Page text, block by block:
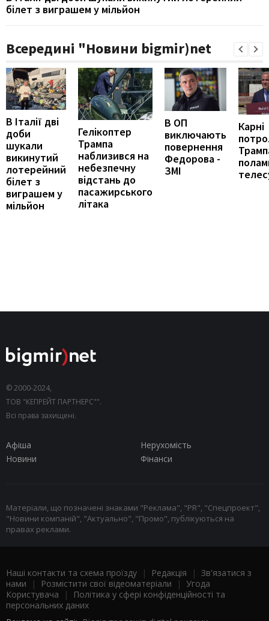
білет з виграшем у мільйон
Всередині "Новини bigmir)net
В Італії дві
доби
шукали
викинутий
лотерейний
білет з
виграшем у
мільйон
Гелікоптер
Трампа
наблизився на
небезпечну
відстань до
пасажирського
літака
В ОП
виключають
повернення
Федорова -
ЗМІ
Карні
© 2000-2024,
ТОВ "КЕПРЕЙТ ПАРТНЕРС"".
Всі права захищені.
Афіша
Нерухомість
Новини
Фінанси
Матеріали, що позначені знаками "Реклама", "PR", "Спецпроект",
"Новини компаній", "Актуально", "Промо", публікуються на
правах реклами.
Наші контакти та схема проїзду | Редакція | Зв'язатися з
нами | Розмістити свої відеоматеріали | Угода
Користувача |
Політика у сфері конфіденційності та
персональних даних